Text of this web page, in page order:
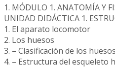
1. MÓDULO 1. ANATOMÍA Y
UNIDAD DIDÁCTICA 1.
1. El aparato locomotor
2. Los huesos
3. – Clasificación de los huesos
4. – Estructura del esqueleto